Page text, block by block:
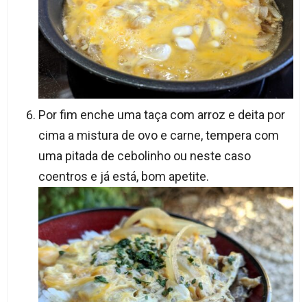
Por fim enche uma taça com arroz e deita por
cima a mistura de ovo e carne, tempera com
uma pitada de cebolinho ou neste caso
coentros e já está, bom apetite.